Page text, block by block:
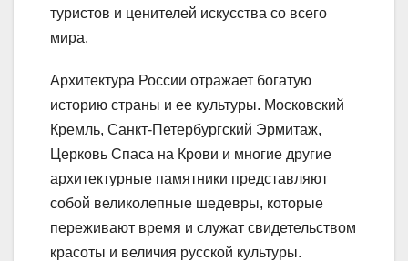
туристов и ценителей искусства со всего
мира.
Архитектура России отражает богатую
историю страны и ее культуры. Московский
Кремль, Санкт-Петербургский Эрмитаж,
Церковь Спаса на Крови и многие другие
архитектурные памятники представляют
собой великолепные шедевры, которые
переживают время и служат свидетельством
красоты и величия русской культуры.